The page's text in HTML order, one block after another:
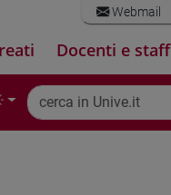
Webmail
Docenti e staff